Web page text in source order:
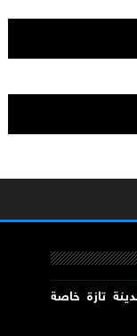
تازة خاصة